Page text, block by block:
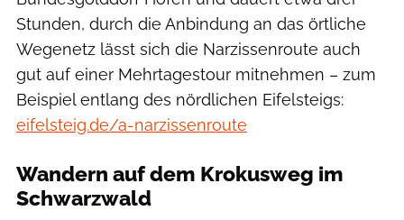
Stunden, durch die Anbindung an das örtliche
Wegenetz lässt sich die Narzissenroute auch
gut auf einer Mehrtagestour mitnehmen – zum
Beispiel entlang des nördlichen Eifelsteigs:
eifelsteig.de/a-narzissenroute
Wandern auf dem Krokusweg im
Schwarzwald